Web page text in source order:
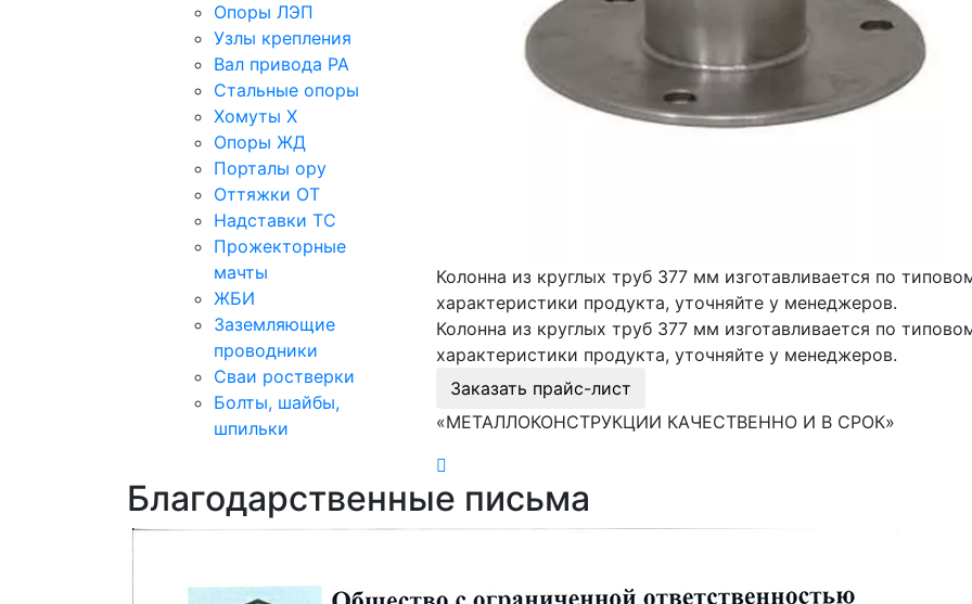
Опоры ЛЭП
Узлы крепления
Вал привода РА
Стальные опоры
Хомуты Х
Опоры ЖД
Порталы ору
Оттяжки ОТ
Надставки ТС
Прожекторные
мачты
ЖБИ
Заземляющие
проводники
Сваи ростверки
Болты, шайбы,
шпильки
Колонна из круглых труб 377 мм изготавливается по
характеристики продукта, уточняйте у менеджеров.
Колонна из круглых труб 377 мм изготавливается по
характеристики продукта, уточняйте у менеджеров.
Заказать прайс-лист
«МЕТАЛЛОКОНСТРУКЦИИ КАЧЕСТВЕННО И В СРОК»
Благодарственные письма